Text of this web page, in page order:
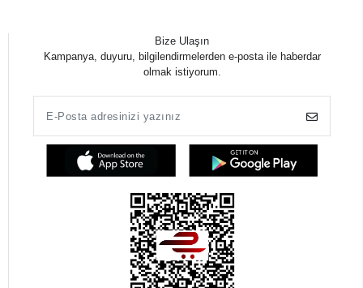
Bize Ulaşın
Kampanya, duyuru, bilgilendirmelerden e-posta ile haberdar
olmak istiyorum.